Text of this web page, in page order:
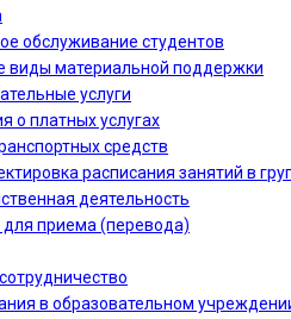
обслуживание студентов
виды материальной поддержки
услуги
о платных услугах
средств
расписания занятий в
деятельность
для приема (перевода)
в образовательном